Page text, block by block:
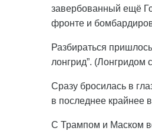
завербованный ещё
фронте и
Разбираться
лонгрид”. (Лонгридом
Сразу бросилась в
в последнее крайнее
С Трампом и Маском